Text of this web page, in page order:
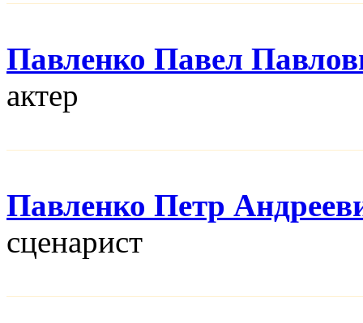
Павленко Павел
актер
Павленко Петр
сценарист